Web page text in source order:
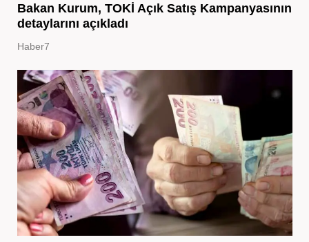
Bakan Kurum, TOKİ Açık Satış Kampanyasının
detaylarını açıkladı
Haber7